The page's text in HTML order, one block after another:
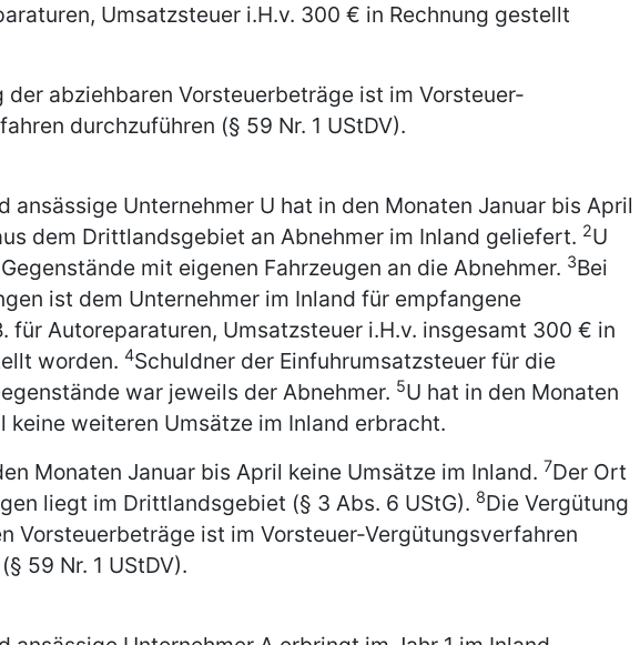
Umsatzsteuer i.H.v. 300 € in Rechnung gestellt
der abziehbaren Vorsteuerbeträge ist im Vorsteuer-
durchzuführen (§ 59 Nr. 1 UStDV).
ansässige Unternehmer U hat in den Monaten Januar bis April
dem Drittlandsgebiet an Abnehmer im Inland geliefert. 2U
mit eigenen Fahrzeugen an die Abnehmer. 3Bei
ist dem Unternehmer im Inland für empfangene
für Autoreparaturen, Umsatzsteuer i.H.v. insgesamt 300 € in
worden. 4Schuldner der Einfuhrumsatzsteuer für die
war jeweils der Abnehmer. 5U hat in den Monaten
keine weiteren Umsätze im Inland erbracht.
Monaten Januar bis April keine Umsätze im Inland. 7Der Ort
liegt im Drittlandsgebiet (§ 3 Abs. 6 UStG). 8Die Vergütung
Vorsteuerbeträge ist im Vorsteuer-Vergütungsverfahren
59 Nr. 1 UStDV).